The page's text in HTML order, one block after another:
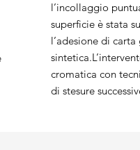
l’incollaggio
superficie è stata
l’adesione di
cromatica con
di stesure